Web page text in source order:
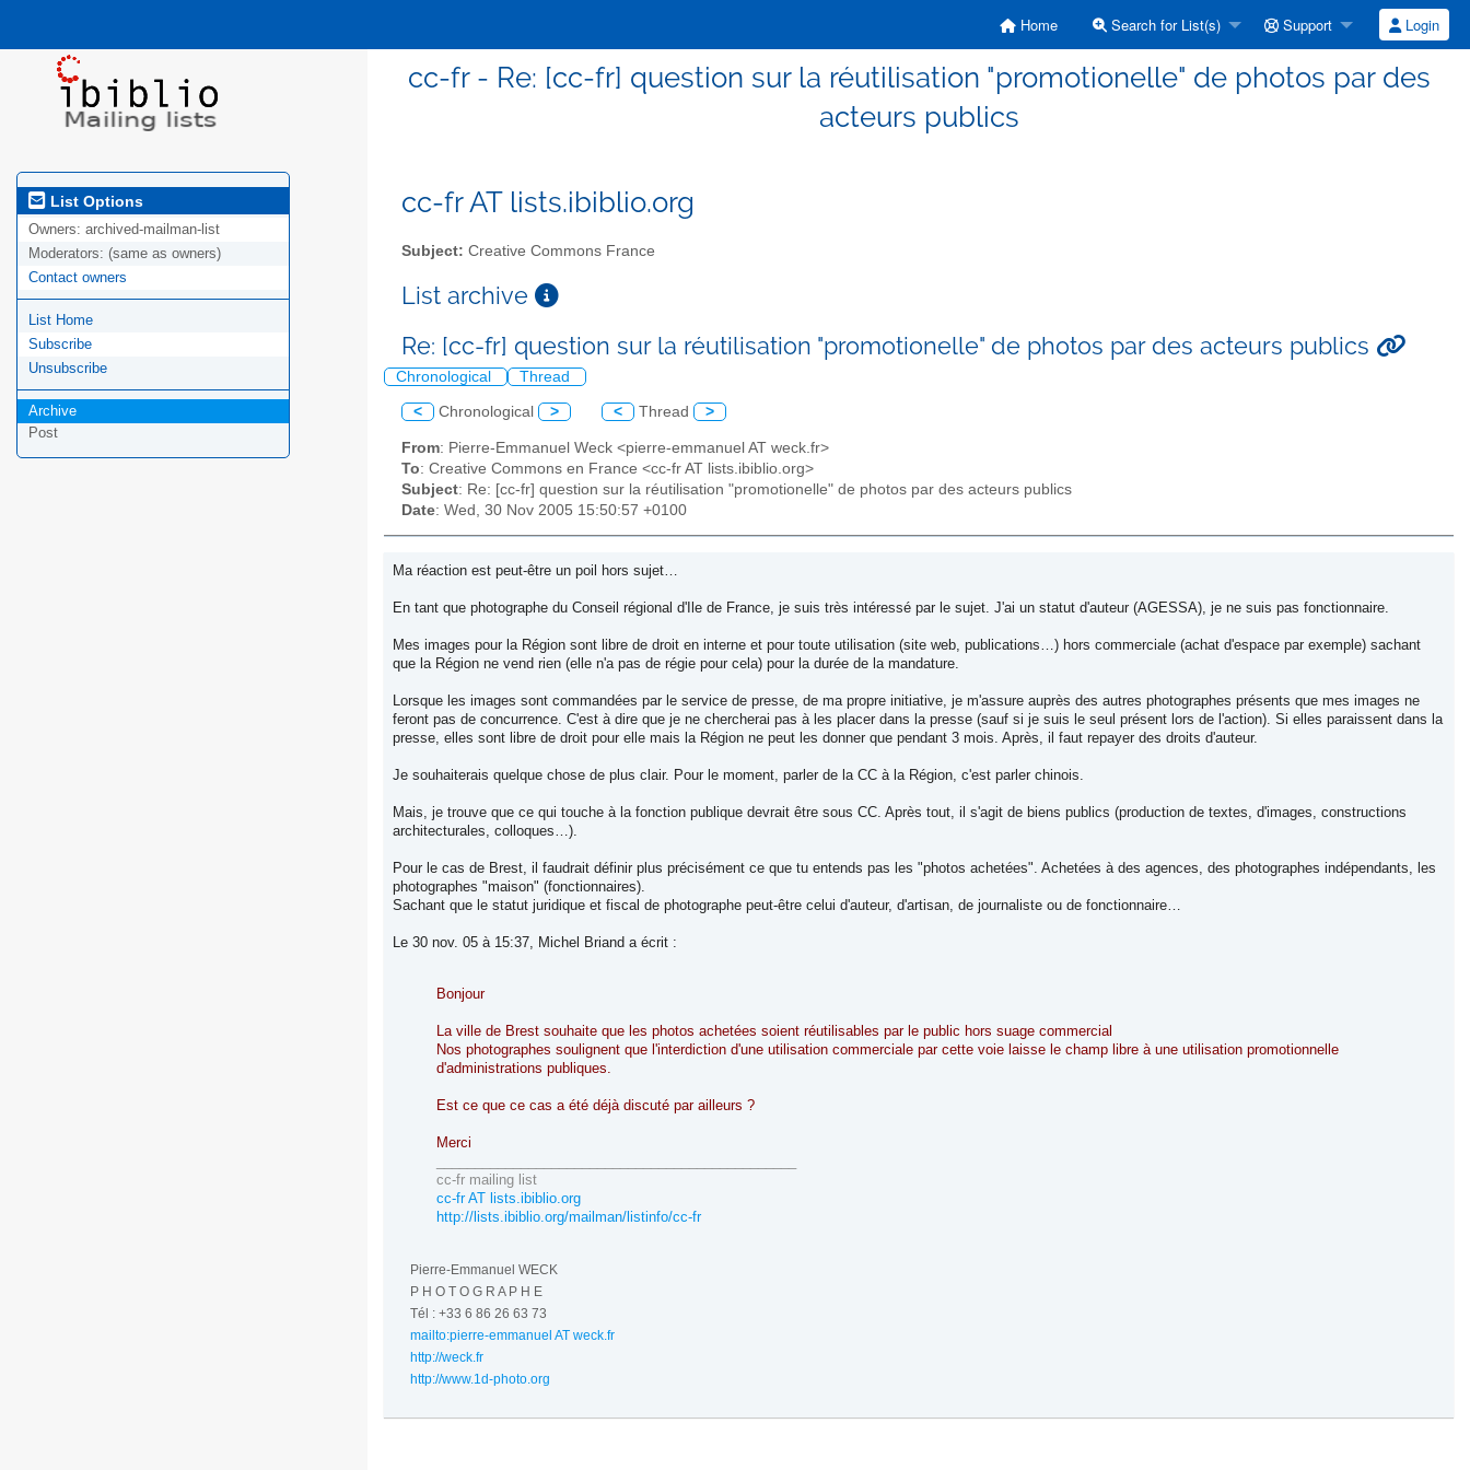
Home Search for List(s) Support Login
cc-fr - Re: [cc-fr] question sur la réutilisation "promotionelle" de photos par des
acteurs publics
List Options
Owners: archived-mailman-list
Moderators: (same as owners)
Contact owners
List Home
Subscribe
Unsubscribe
Archive
Post
cc-fr AT lists.ibiblio.org
Subject: Creative Commons France
List archive
Re: [cc-fr] question sur la réutilisation "promotionelle" de photos par des acteurs publics
Chronological Thread
< Chronological > < Thread >
From: Pierre-Emmanuel Weck <pierre-emmanuel AT weck.fr>
To: Creative Commons en France <cc-fr AT lists.ibiblio.org>
Subject: Re: [cc-fr] question sur la réutilisation "promotionelle" de photos par des acteurs publics
Date: Wed, 30 Nov 2005 15:50:57 +0100
Ma réaction est peut-être un poil hors sujet…
En tant que photographe du Conseil régional d'Ile de France, je suis très intéressé par le sujet. J'ai un statut d'auteur (AGESSA), je ne suis pas fonctionnaire.
Mes images pour la Région sont libre de droit en interne et pour toute utilisation (site web, publications…) hors commerciale (achat d'espace par exemple) sachant
que la Région ne vend rien (elle n'a pas de régie pour cela) pour la durée de la mandature.
Lorsque les images sont commandées par le service de presse, de ma propre initiative, je m'assure auprès des autres photographes présents que mes images ne
feront pas de concurrence. C'est à dire que je ne chercherai pas à les placer dans la presse (sauf si je suis le seul présent lors de l'action). Si elles paraissent dans la
presse, elles sont libre de droit pour elle mais la Région ne peut les donner que pendant 3 mois. Après, il faut repayer des droits d'auteur.
Je souhaiterais quelque chose de plus clair. Pour le moment, parler de la CC à la Région, c'est parler chinois.
Mais, je trouve que ce qui touche à la fonction publique devrait être sous CC. Après tout, il s'agit de biens publics (production de textes, d'images, constructions
architecturales, colloques…).
Pour le cas de Brest, il faudrait définir plus précisément ce que tu entends pas les "photos achetées". Achetées à des agences, des photographes indépendants, les
photographes "maison" (fonctionnaires).
Sachant que le statut juridique et fiscal de photographe peut-être celui d'auteur, d'artisan, de journaliste ou de fonctionnaire…
Le 30 nov. 05 à 15:37, Michel Briand a écrit :
Bonjour
La ville de Brest souhaite que les photos achetées soient réutilisables par le public hors suage commercial
Nos photographes soulignent que l'interdiction d'une utilisation commerciale par cette voie laisse le champ libre à une utilisation promotionnelle
d'administrations publiques.
Est ce que ce cas a été déjà discuté par ailleurs ?
Merci
cc-fr mailing list
cc-fr AT lists.ibiblio.org
http://lists.ibiblio.org/mailman/listinfo/cc-fr
Pierre-Emmanuel WECK
P H O T O G R A P H E
Tél : +33 6 86 26 63 73
mailto:pierre-emmanuel AT weck.fr
http://weck.fr
http://www.1d-photo.org